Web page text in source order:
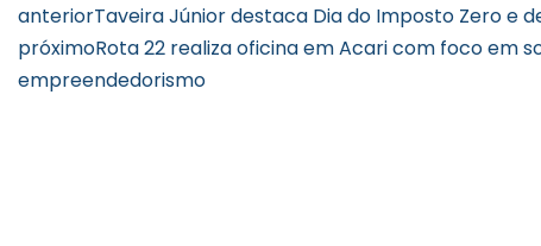
anteriorTaveira Júnior destaca Dia do Imposto Zero e
próximoRota 22 realiza oficina em Acari com foco em
empreendedorismo